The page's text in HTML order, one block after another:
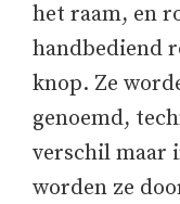
het raam, en
handbediend
knop. Ze
genoemd,
verschil maar
worden ze